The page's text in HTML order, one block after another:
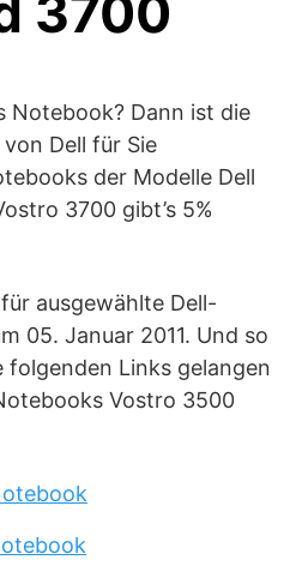
3700
Notebook? Dann ist die
Dell für Sie
der Modelle Dell
3700 gibt’s 5%
ausgewählte Dell-
05. Januar 2011. Und so
folgenden Links gelangen
Vostro 3500